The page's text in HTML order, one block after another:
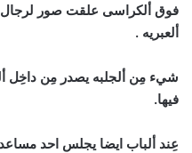
فوق ألكراسى علقت صور لرجال
ألعبريه .
شيء مِن ألجلبه يصدر مِن داخِل
فيها.
عِند ألباب ايضا يجلس احد